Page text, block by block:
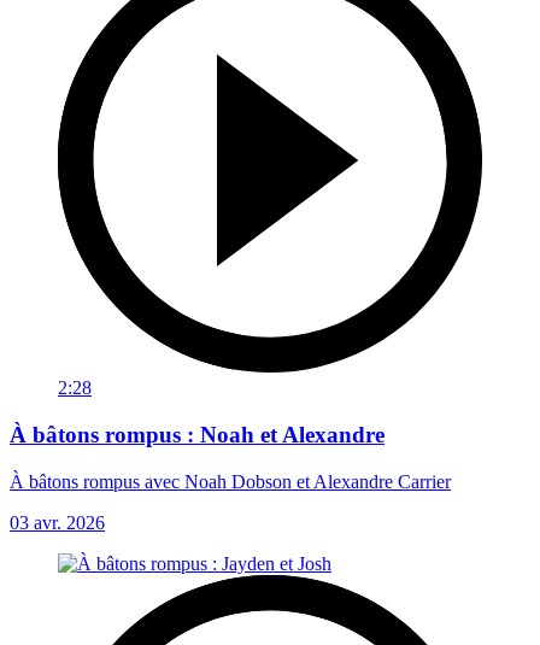
2:28
À bâtons rompus : Noah et Alexandre
À bâtons rompus avec Noah Dobson et Alexandre Carrier
03 avr. 2026